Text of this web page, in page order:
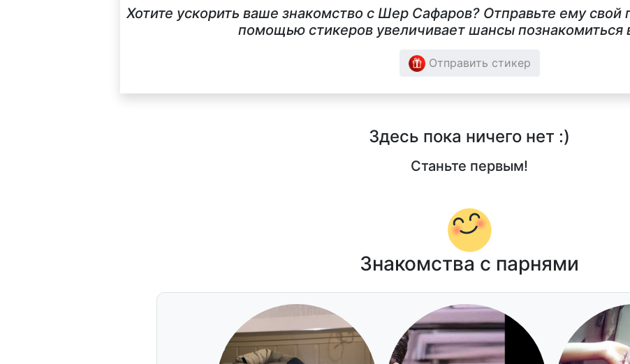
Хотите ускорить ваше знакомство с Шер Сафаров? Отправьте ему
помощью стикеров увеличивает шансы познакомиться
Отправить стикер
Здесь пока ничего нет :)
Станьте первым!
Знакомства с парнями